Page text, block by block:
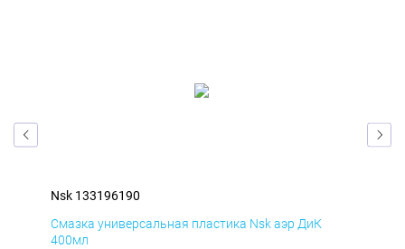
Nsk 133196190
Смазка универсальная пластика Nsk аэр ДиК
400мл